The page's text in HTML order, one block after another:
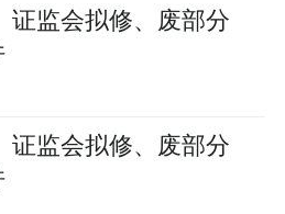
证监会拟修、废部分
证监会拟修、废部分